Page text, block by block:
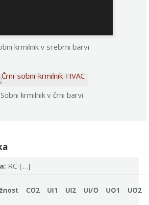
krmilnik v srebrni barvi
Sobni krmilnik v črni barvi
RC-[…]
CO2 UI1 UI2 UI/O UO1 UO2